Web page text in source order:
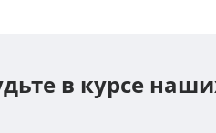
в курсе